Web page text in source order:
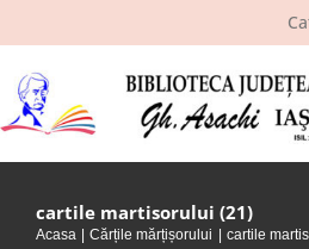
Pagina cititorului
cartile martisorului (21)
Acasa Cărțile mărțișorului cartile